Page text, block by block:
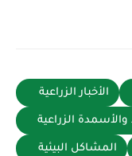
الأخبار الزراعية
الزراعية
المشاكل البيئية